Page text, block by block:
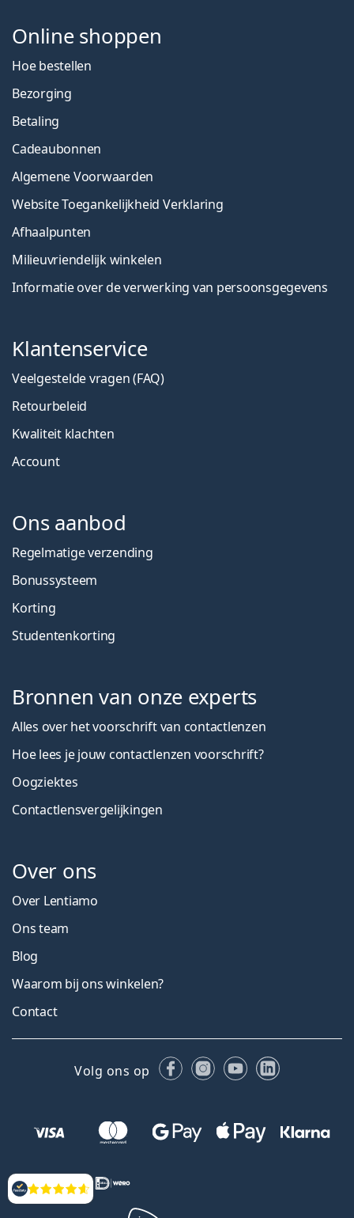
Beoordelingen
Online shoppen
Hoe bestellen
Bezorging
Betaling
Cadeaubonnen
Algemene Voorwaarden
Website Toegankelijkheid Verklaring
Afhaalpunten
Milieuvriendelijk winkelen
Informatie over de verwerking van persoonsgegevens
Klantenservice
Veelgestelde vragen (FAQ)
Retourbeleid
Kwaliteit klachten
Account
Ons aanbod
Regelmatige verzending
Bonussysteem
Korting
Studentenkorting
Bronnen van onze experts
Alles over het voorschrift van contactlenzen
Hoe lees je jouw contactlenzen voorschrift?
Oogziektes
Contactlensvergelijkingen
Over ons
Over Lentiamo
Ons team
Blog
Waarom bij ons winkelen?
Contact
Volg ons op FacebookInstagram
YouTubeLinkedIn